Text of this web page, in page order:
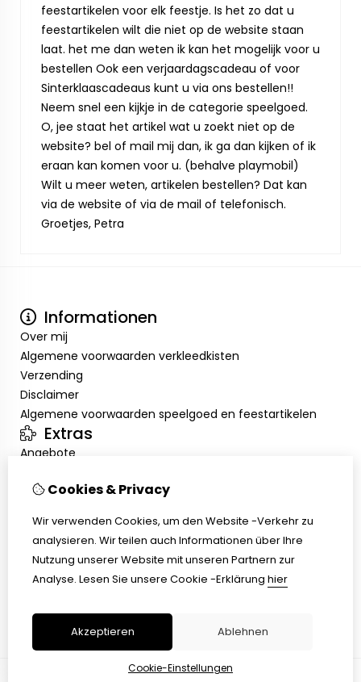
feestartikelen voor elk feestje. Is het zo dat u
feestartikelen wilt die niet op de website staan
laat. het me dan weten ik kan het mogelijk voor u
bestellen Ook een verjaardagscadeau of voor
Sinterklaascadeaus kunt u via ons bestellen!!
Neem snel een kijkje in de categorie speelgoed.
O, jee staat het artikel wat u zoekt niet op de
website? bel of mail mij dan, ik ga dan kijken of ik
eraan kan komen voor u. (behalve playmobil)
Wilt u meer weten, artikelen bestellen? Dat kan
via de website of via de mail of telefonisch.
Groetjes, Petra
Informationen
Over mij
Algemene voorwaarden verkleedkisten
Verzending
Disclaimer
Algemene voorwaarden speelgoed en feestartikelen
Extras
Angebote
Inloggen
Kundenservice
Retouren
Cookies & Privacy
Wir verwenden Cookies, um den Website -Verkehr zu
analysieren. Wir teilen auch Informationen über Ihre
Nutzung unserer Website mit unseren Partnern zur
Analyse. Lesen Sie unsere Cookie -Erklärung hier
Akzeptieren Ablehnen
Cookie-Einstellungen